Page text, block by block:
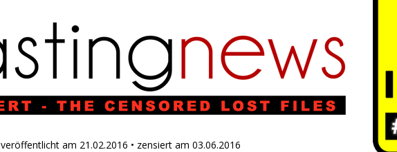
ver­öf­fent­licht am 21.02.2016 • zen­siert am 03.06.2016